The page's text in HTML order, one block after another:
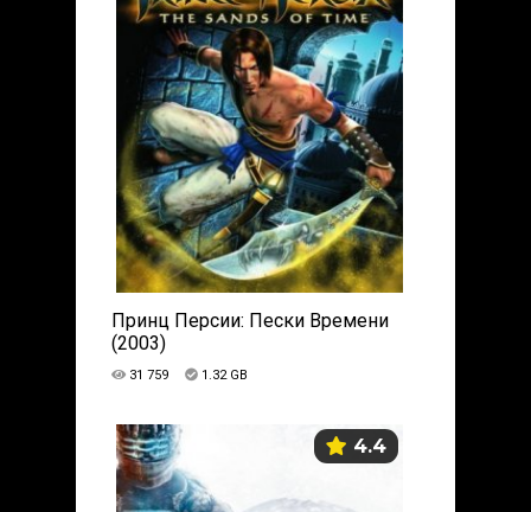
Принц Персии: Пески Времени
(2003)
31 759 1.32 GB
4.4